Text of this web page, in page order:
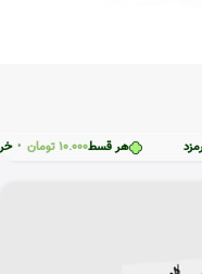
هر قسط10.000تومان • خرید